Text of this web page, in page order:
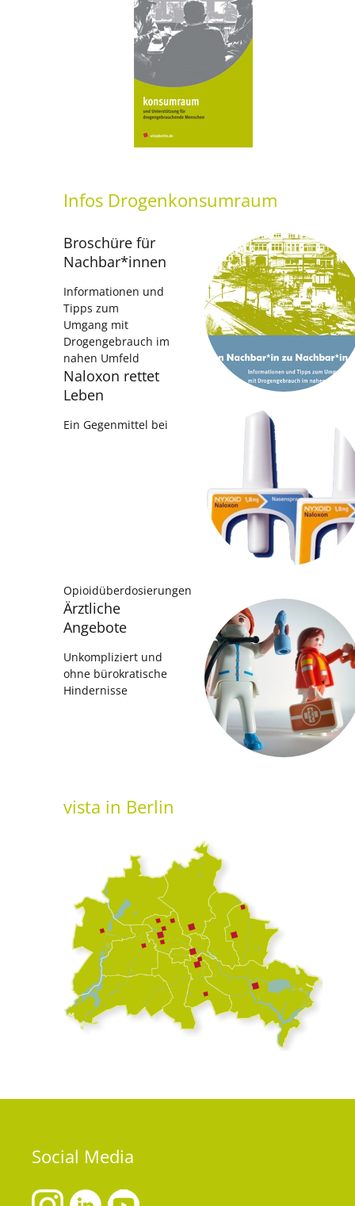
Infos Drogenkonsumraum
Broschüre für
Nachbar*innen
Informationen und
Tipps zum
Umgang mit
Drogengebrauch im
nahen Umfeld
Naloxon rettet
Leben
Ein Gegenmittel bei
Opioidüberdosierungen
Ärztliche
Angebote
Unkompliziert und
ohne bürokratische
Hindernisse
vista in Berlin
Social Media